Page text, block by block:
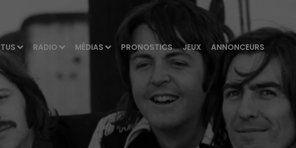
RADIO MÉDIAS PRONOSTICS JEUX ANNONCEURS